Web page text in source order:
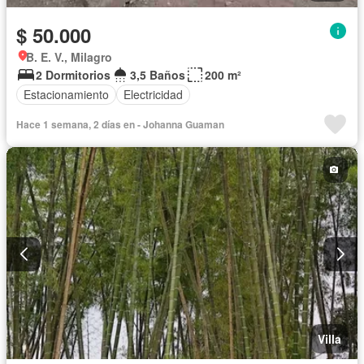
$ 50.000
B. E. V., Milagro
2 Dormitorios
3,5 Baños
200 m²
Estacionamiento
Electricidad
Hace 1 semana, 2 días en - Johanna Guaman
Villa